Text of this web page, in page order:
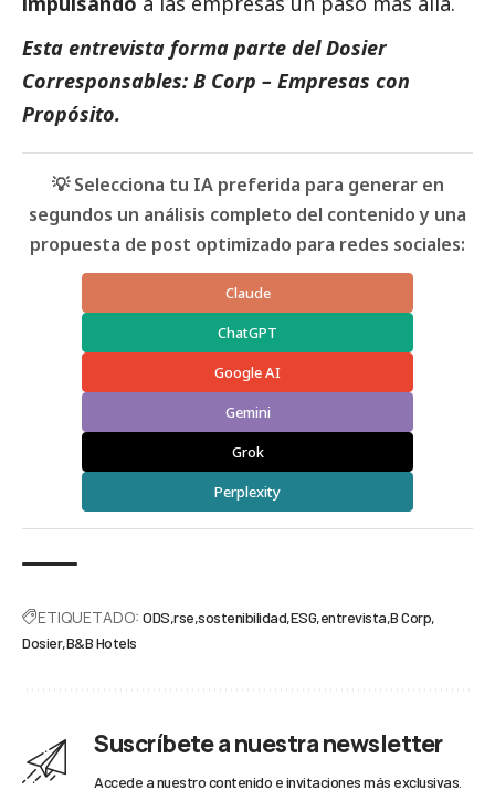
Esta entrevista forma parte del Dosier
Corresponsables: B Corp – Empresas con
Propósito.
💡 Selecciona tu IA preferida para generar en
segundos un análisis completo del contenido y una
propuesta de post optimizado para redes sociales:
Claude
ChatGPT
Google AI
Gemini
Grok
Perplexity
ETIQUETADO: ODS rse sostenibilidad ESG entrevista B Corp
Dosier B&B Hotels
Suscríbete a nuestra newsletter
Accede a nuestro contenido e invitaciones más exclusivas.